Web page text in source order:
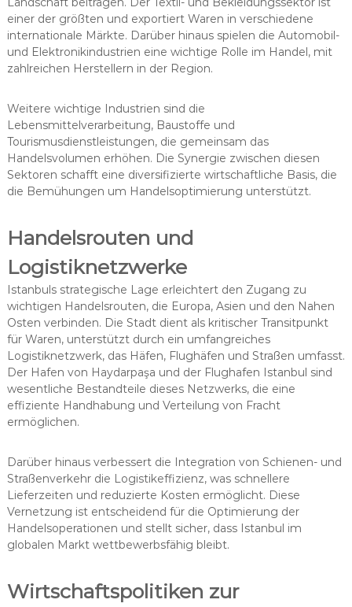
einer der größten und exportiert Waren in verschiedene
internationale Märkte. Darüber hinaus spielen die Automobil-
und Elektronikindustrien eine wichtige Rolle im Handel, mit
zahlreichen Herstellern in der Region.
Weitere wichtige Industrien sind die
Lebensmittelverarbeitung, Baustoffe und
Tourismusdienstleistungen, die gemeinsam das
Handelsvolumen erhöhen. Die Synergie zwischen diesen
Sektoren schafft eine diversifizierte wirtschaftliche Basis, die
die Bemühungen um Handelsoptimierung unterstützt.
Handelsrouten und
Logistiknetzwerke
Istanbuls strategische Lage erleichtert den Zugang zu
wichtigen Handelsrouten, die Europa, Asien und den Nahen
Osten verbinden. Die Stadt dient als kritischer Transitpunkt
für Waren, unterstützt durch ein umfangreiches
Logistiknetzwerk, das Häfen, Flughäfen und Straßen umfasst.
Der Hafen von Haydarpaşa und der Flughafen Istanbul sind
wesentliche Bestandteile dieses Netzwerks, die eine
effiziente Handhabung und Verteilung von Fracht
ermöglichen.
Darüber hinaus verbessert die Integration von Schienen- und
Straßenverkehr die Logistikeffizienz, was schnellere
Lieferzeiten und reduzierte Kosten ermöglicht. Diese
Vernetzung ist entscheidend für die Optimierung der
Handelsoperationen und stellt sicher, dass Istanbul im
globalen Markt wettbewerbsfähig bleibt.
Wirtschaftspolitiken zur